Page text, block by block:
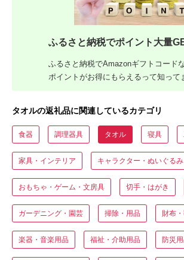
ふるさと納税でポイント大量
ふるさと納税でAmazonギフトコード
ポイントがお得にもらえるって知って
タオルの返礼品に関連しているカテゴリ
食器 調理器具 タオル 寝具
家具・インテリア キャラクター・ぬいぐるみ
おもちゃ・ゲーム・文房具 切手・はがき
ガーデニング・園芸 掃除・用品 財布
楽器・音楽用品 福祉・介助用品 防災